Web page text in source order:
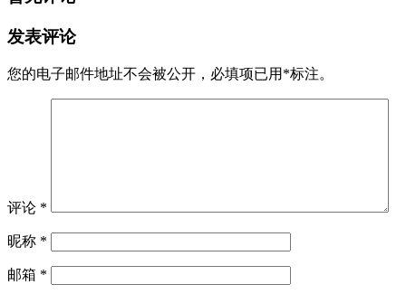
发表评论
您的电子邮件地址不会被公开， 必填项已用 *标注。
评论 *
昵称 *
邮箱 *